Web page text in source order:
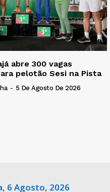
abre 300 vagas
pelotão Sesi na Pista
- 5 De Agosto De 2026
6 Agosto, 2026